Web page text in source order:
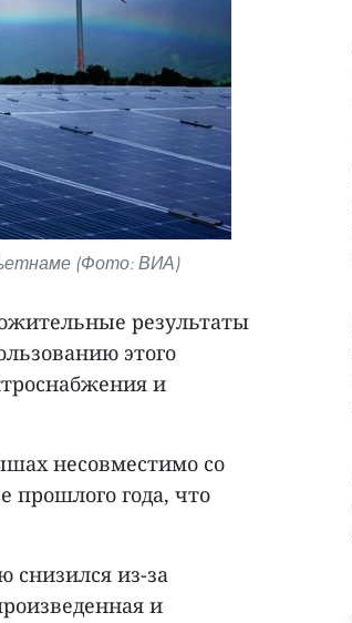
(Фото: ВИА)
результаты
этого
и
несовместимо со
прошлого года, что
снизился из-за
и